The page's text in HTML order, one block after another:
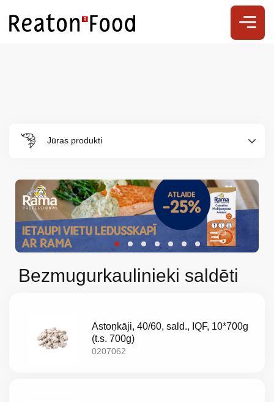
Jūras produkti
Bezmugurkaulinieki saldēti
Astoņkāji, 40/60, sald., IQF, 10*700g
(t.s. 700g)
0207062